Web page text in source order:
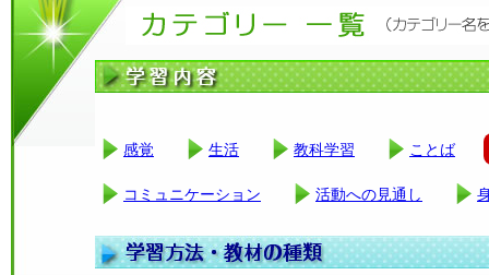
感覚 生活 教科学習 ことば
コミュニケーション 活動への見通し